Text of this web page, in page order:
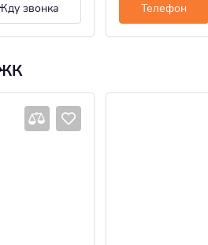
звонка Телефон